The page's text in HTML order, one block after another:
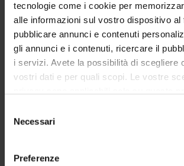
tecnologie come i cookie per
alle informazioni sul vostro dispositivo al
pubblicare annunci e contenuti
gli annunci e i contenuti, ricercare il
i servizi. Avete la possibilità di scegliere
vostri dati e per quali scopi. Le vostre
modificare o revocare il proprio consenso
momento dalla Dichiarazione sui cookie
delNecessari
Preferenze
Luca Giacomello
Associate Professor
Giulio Innamorati
Technical-administrative staff
Biologia cellulare, Biologia dello